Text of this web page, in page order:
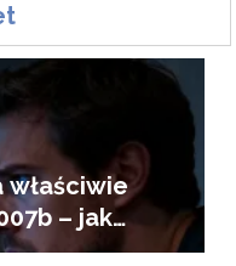
właściwie
– jak